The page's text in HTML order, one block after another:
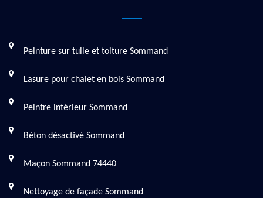
Peinture sur tuile et toiture Sommand
Lasure pour chalet en bois Sommand
Peintre intérieur Sommand
Béton désactivé Sommand
Maçon Sommand 74440
Nettoyage de façade Sommand